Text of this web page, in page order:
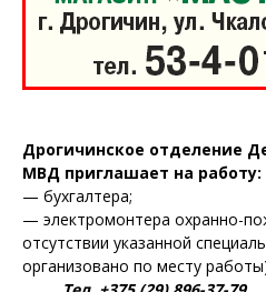
Дрогичинское отделение
МВД приглашает на работу:
— бухгалтера;
— электромонтера охранно-
отсутствии указанной
организовано по месту